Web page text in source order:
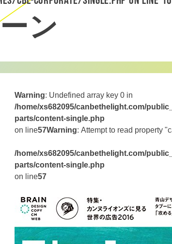
ン
Warning: Undefined array key 0 in
/home/xs682095/canbethelight.com/
parts/content-single.php
on line57Warning: Attempt to read property
/home/xs682095/canbethelight.com/
parts/content-single.php
on line57